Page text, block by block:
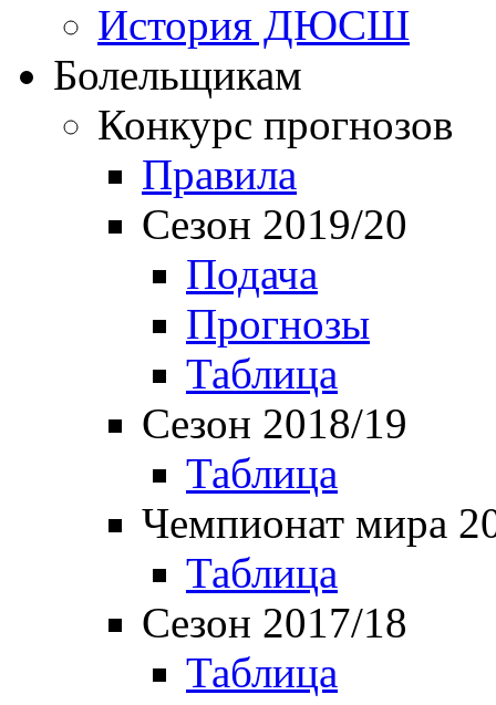
История ДЮСШ
Болельщикам
Конкурс прогнозов
Правила
Сезон 2019/20
Подача
Прогнозы
Таблица
Сезон 2018/19
Таблица
Чемпионат мира
Таблица
Сезон 2017/18
Таблица